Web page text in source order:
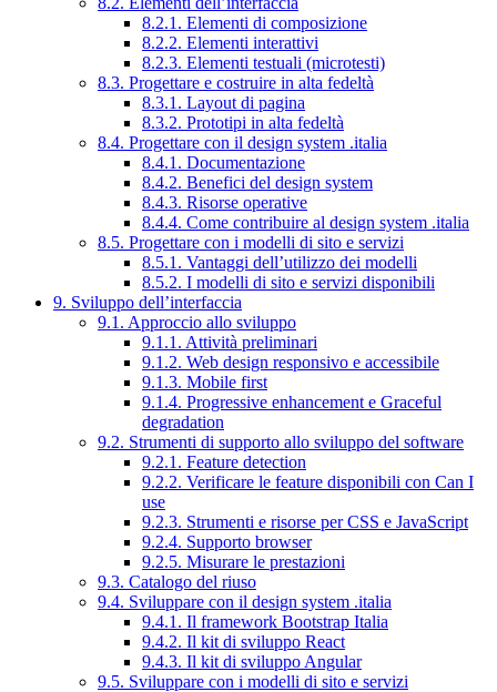
8.2.1. Elementi di composizione
8.2.2. Elementi interattivi
8.2.3. Elementi testuali (microtesti)
8.3. Progettare e costruire in alta fedeltà
8.3.1. Layout di pagina
8.3.2. Prototipi in alta fedeltà
8.4. Progettare con il design system .italia
8.4.1. Documentazione
8.4.2. Benefici del design system
8.4.3. Risorse operative
8.4.4. Come contribuire al design system .italia
8.5. Progettare con i modelli di sito e servizi
8.5.1. Vantaggi dell’utilizzo dei modelli
8.5.2. I modelli di sito e servizi disponibili
9. Sviluppo dell’interfaccia
9.1. Approccio allo sviluppo
9.1.1. Attività preliminari
9.1.2. Web design responsivo e accessibile
9.1.3. Mobile first
9.1.4. Progressive enhancement e Graceful
degradation
9.2. Strumenti di supporto allo sviluppo del software
9.2.1. Feature detection
9.2.2. Verificare le feature disponibili con Can I
use
9.2.3. Strumenti e risorse per CSS e JavaScript
9.2.4. Supporto browser
9.2.5. Misurare le prestazioni
9.3. Catalogo del riuso
9.4. Sviluppare con il design system .italia
9.4.1. Il framework Bootstrap Italia
9.4.2. Il kit di sviluppo React
9.4.3. Il kit di sviluppo Angular
9.5. Sviluppare con i modelli di sito e servizi